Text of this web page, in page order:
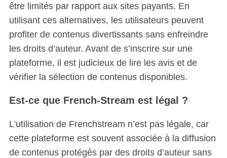
être limités par rapport aux sites payants. En
utilisant ces alternatives, les utilisateurs peuvent
profiter de contenus divertissants sans enfreindre
les droits d’auteur. Avant de s’inscrire sur une
plateforme, il est judicieux de lire les avis et de
vérifier la sélection de contenus disponibles.
Est-ce que French-Stream est légal ?
L’utilisation de Frenchstream n’est pas légale, car
cette plateforme est souvent associée à la diffusion
de contenus protégés par des droits d’auteur sans